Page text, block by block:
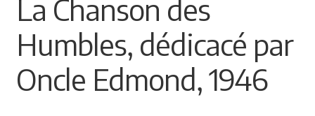
Himalayisme
Nature Pêche Chasse
La Chanson des
Humbles, dédicacé par
Oncle Edmond, 1946